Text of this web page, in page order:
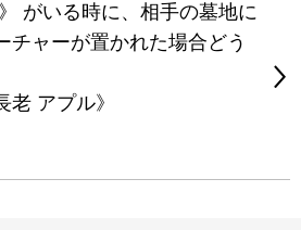
がいる時に、相手の墓地に
チャーが置かれた場合どう
アプル》